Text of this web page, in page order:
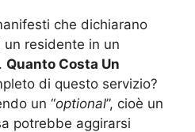
che dichiarano
un residente in un
Quanto Costa Un
di questo servizio?
un “optional”, cioè un
potrebbe aggirarsi